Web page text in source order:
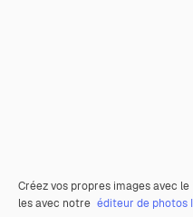
Créez vos propres images avec le
les avec notre éditeur de photos